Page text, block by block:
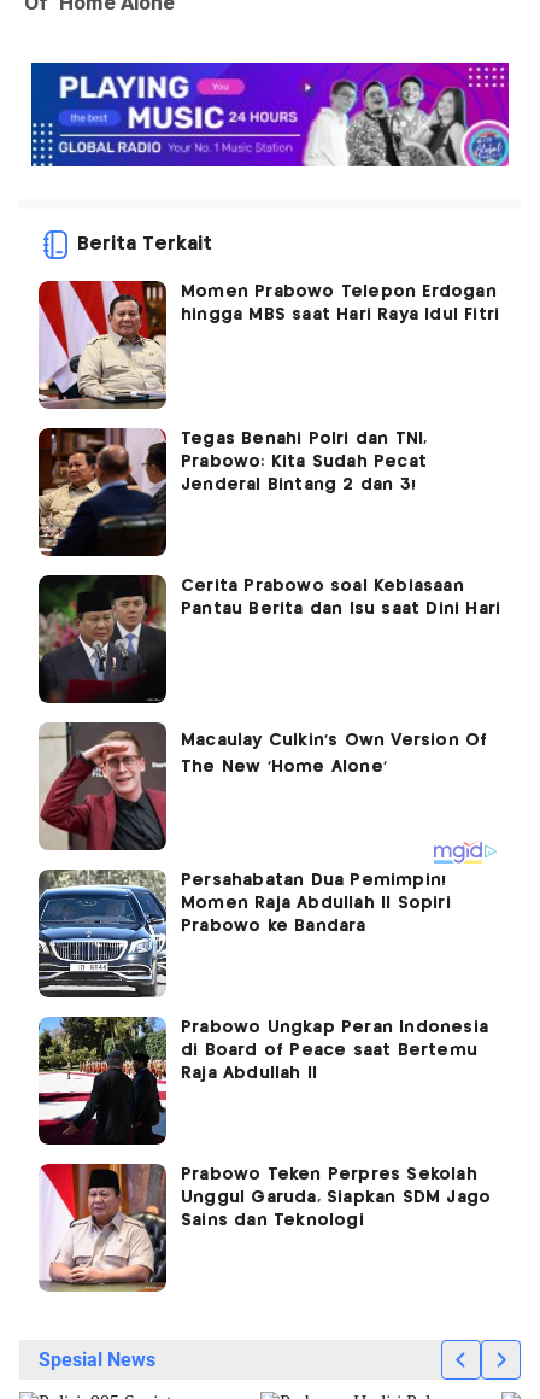
Berita Terkait
Momen Prabowo Telepon Erdogan
hingga MBS saat Hari Raya Idul Fitri
Tegas Benahi Polri dan TNI,
Prabowo: Kita Sudah Pecat
Jenderal Bintang 2 dan 3!
Cerita Prabowo soal Kebiasaan
Pantau Berita dan Isu saat Dini Hari
Persahabatan Dua Pemimpin!
Momen Raja Abdullah II Sopiri
Prabowo ke Bandara
Prabowo Ungkap Peran Indonesia
di Board of Peace saat Bertemu
Raja Abdullah II
Prabowo Teken Perpres Sekolah
Unggul Garuda, Siapkan SDM Jago
Sains dan Teknologi